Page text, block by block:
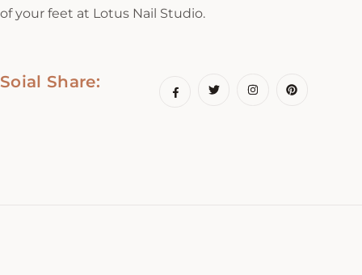
of your feet at Lotus Nail Studio.
Soial Share: